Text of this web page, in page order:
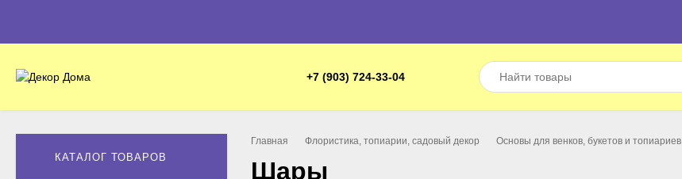
+7 (903) 724-33-04
Главная Флористика, топиарии, садовый декор Основы для венков, букетов и топиариев
Шары
КАТАЛОГ ТОВАРОВ